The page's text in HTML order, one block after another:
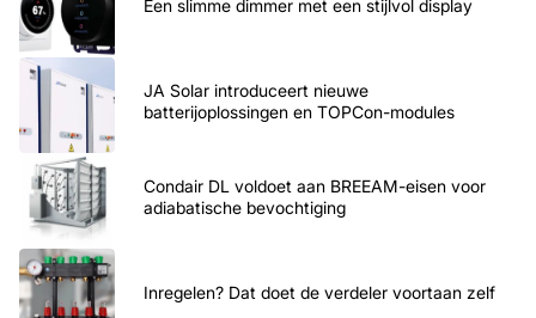
Een slimme dimmer met een stijlvol display
JA Solar introduceert nieuwe
batterijoplossingen en TOPCon-modules
Condair DL voldoet aan BREEAM-eisen voor
adiabatische bevochtiging
Inregelen? Dat doet de verdeler voortaan zelf